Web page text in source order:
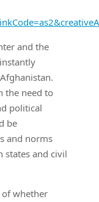
and the
the need to
political
be
and norms
states and civil
whether